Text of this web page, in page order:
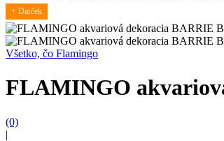
+ Darček
Všetko, čo Flamingo
FLAMINGO
(0)
|